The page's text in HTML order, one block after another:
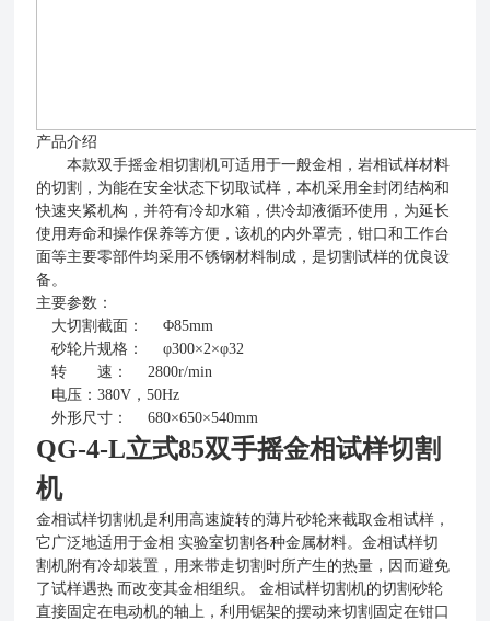
产品介绍
本款双手摇金相切割机可适用于一般金相，岩相试样材料
的切割，为能在安全状态下切取试样，本机采用全封闭结构和
快速夹紧机构，并符有冷却水箱，供冷却液循环使用，为延长
使用寿命和操作保养等方便，该机的内外罩壳，钳口和工作台
面等主要零部件均采用不锈钢材料制成，是切割试样的优良设
备。
主要参数：
大切割截面：
Φ85mm
砂轮片规格：
φ300×2×φ32
转 速：
2800r/min
电压：380V，50Hz
外形尺寸：
680×650×540mm
QG-4-L立式85双手摇金相试样切割
机
金相试样切割机是利用高速旋转的薄片砂轮来截取金相试样，
它广泛地适用于金相 实验室切割各种金属材料。金相试样切
割机附有冷却装置，用来带走切割时所产生的热量，因而避免
了试样遇热 而改变其金相组织。 金相试样切割机的切割砂轮
直接固定在电动机的轴上，利用锯架的摆动来切割固定在钳口